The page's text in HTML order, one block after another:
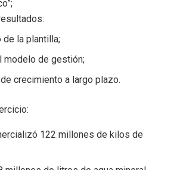
la plantilla;
modelo de gestión;
crecimiento a largo plazo.
122 millones de kilos de